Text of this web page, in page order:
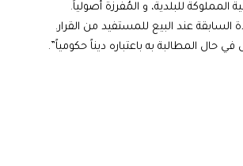
للبلدية، و المُفرزة أصولياً.
السابقة عند البيع للمستفيد من القرار.
حال المطالبة به باعتباره ديناً حكومياً”.